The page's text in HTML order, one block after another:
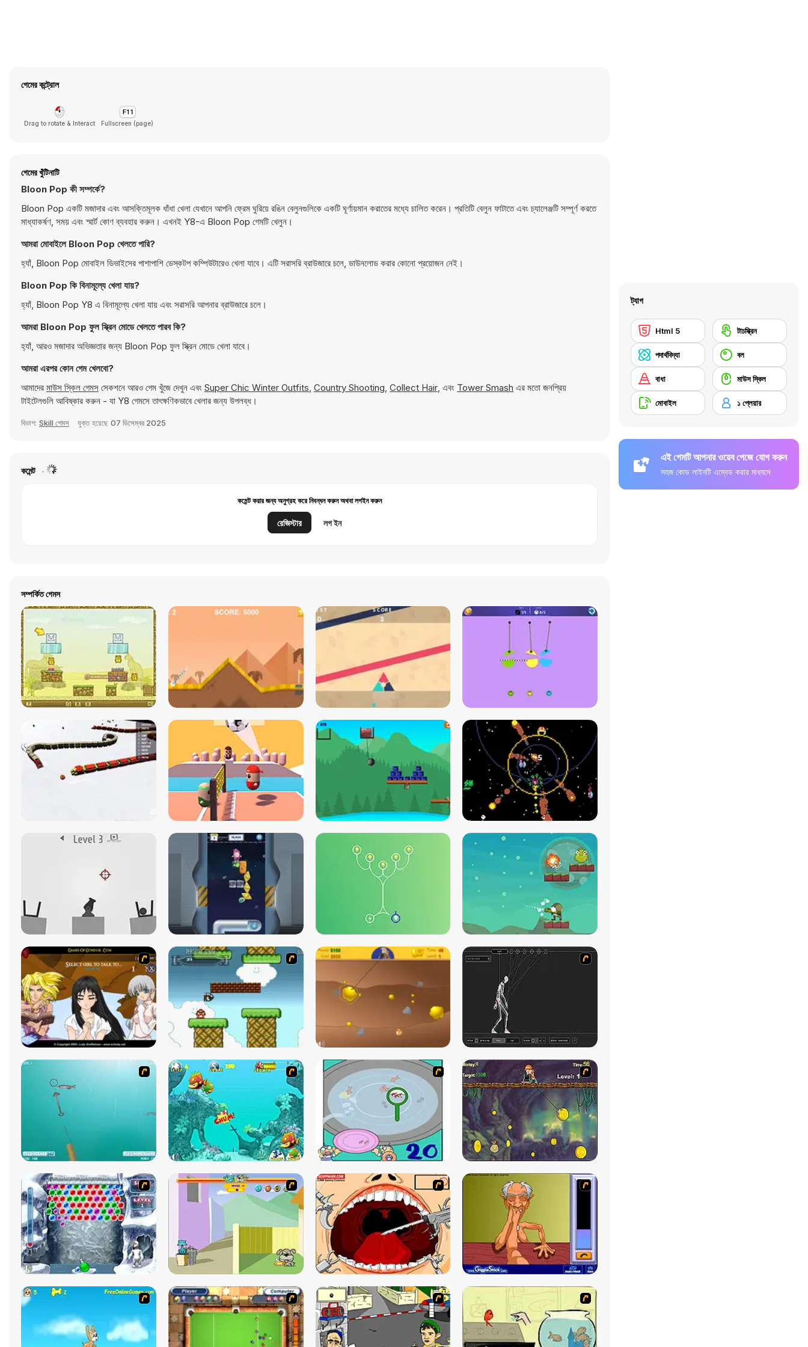
গেমের কন্ট্রোল
Drag to rotate & Interact Fullscreen (page)
গেমের খুঁটিনাটি
Bloon Pop কী সম্পর্কে?
Bloon Pop একটি মজাদার এবং আসক্তিমূলক ধাঁধা খেলা যেখানে আপনি ফ্রেম ঘুরিয়ে রঙিন বেলুনগুলিকে একটি ঘূর্ণায়মান করাতের মধ্যে চালিত করেন। প্রতিটি বেলুন ফাটাতে এবং চ্যালেঞ্জটি সম্পূর্ণ করতে
মাধ্যাকর্ষণ, সময় এবং স্মার্ট কোণ ব্যবহার করুন। এখনই Y8-এ Bloon Pop গেমটি খেলুন।
আমরা মোবাইলে Bloon Pop খেলতে পারি?
হ্যাঁ, Bloon Pop মোবাইল ডিভাইসের পাশাপাশি ডেস্কটপ কম্পিউটারেও খেলা যাবে। এটি সরাসরি ব্রাউজারে চলে, ডাউনলোড করার কোনো প্রয়োজন নেই।
Bloon Pop কি বিনামূল্যে খেলা যায়?
হ্যাঁ, Bloon Pop Y8 এ বিনামূল্যে খেলা যায় এবং সরাসরি আপনার ব্রাউজারে চলে।
আমরা Bloon Pop ফুল স্ক্রিন মোডে খেলতে পারব কি?
হ্যাঁ, আরও মজাদার অভিজ্ঞতার জন্য Bloon Pop ফুল স্ক্রিন মোডে খেলা যাবে।
আমরা এরপর কোন গেম খেলবো?
আমাদের মাউস স্কিল গেমস সেকশনে আরও গেম খুঁজে দেখুন এবং Super Chic Winter Outfits, Country Shooting, Collect Hair, এবং Tower Smash এর মতো জনপ্রিয়
টাইটেলগুলি আবিষ্কার করুন - যা Y8 গেমসে তাৎক্ষণিকভাবে খেলার জন্য উপলব্ধ।
বিভাগ: Skill গেমস যুক্ত হয়েছে 07 ডিসেম্বর 2025
কমেন্ট
কমেন্ট করার জন্য অনুগ্রহ করে নিবন্ধন করুন অথবা লগইন করুন
রেজিস্টার লগ ইন
সম্পর্কিত গেমস
ট্যাগ
Html 5 টাচস্ক্রিন
পদার্থবিদ্যা বল
বাধা মাউস স্কিল
মোবাইল ১ প্লেয়ার
এই গেমটি আপনার ওয়েব পেজে যোগ করুন
সহজ কোড লাইনটি এম্বেড করার মাধ্যমে